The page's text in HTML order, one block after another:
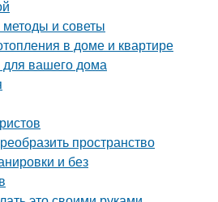
и советы
в доме и квартире
для вашего дома
пространство
и без